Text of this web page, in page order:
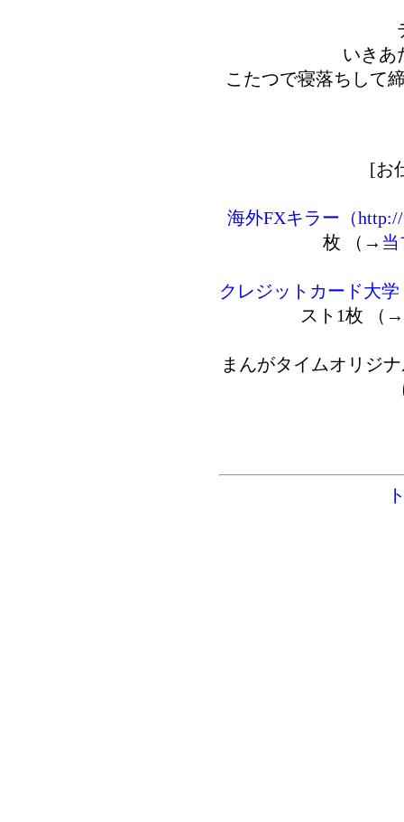
いきあ
こたつで寝落ちして
[お
海外FXキラー（
枚 （→
クレジットカード大学
スト1枚 （→
まんがタイムオリジ